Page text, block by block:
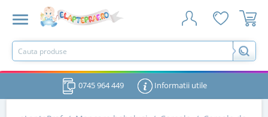
0745 964 449 Informatii utile